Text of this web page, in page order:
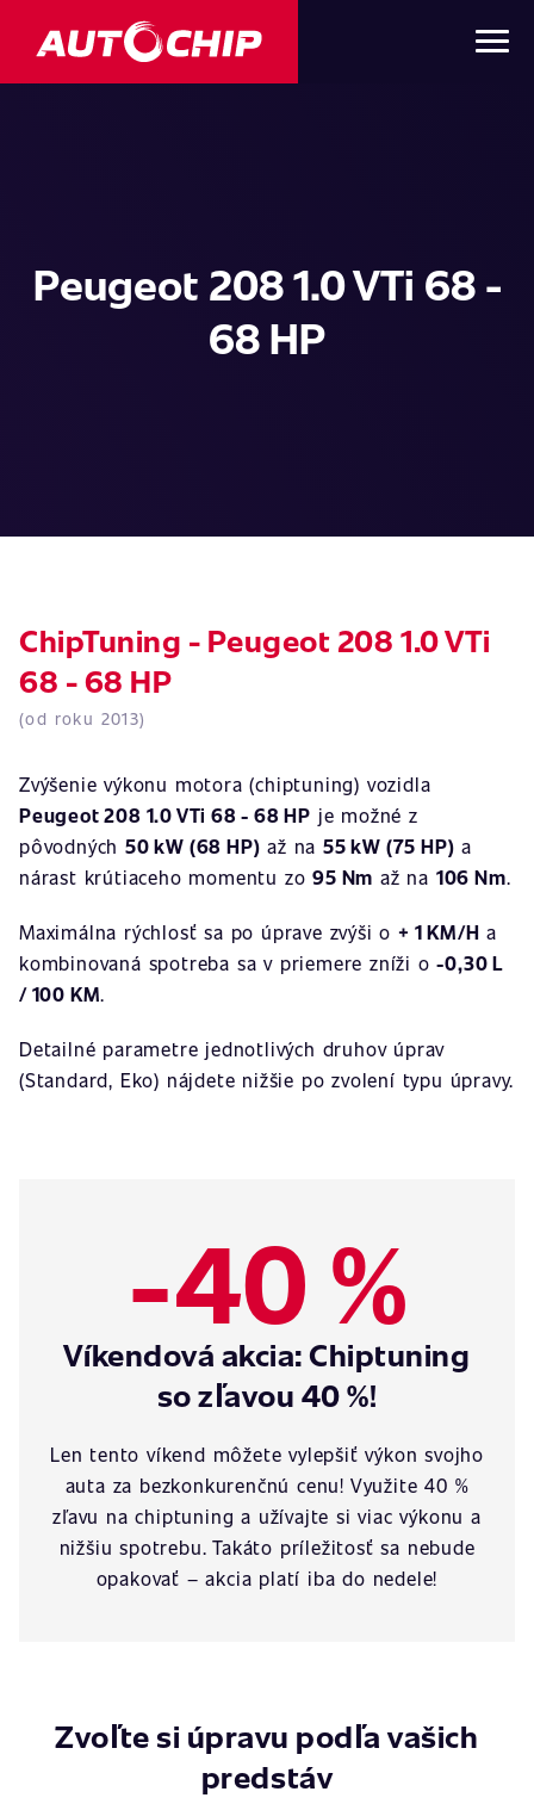
Peugeot 208 1.0 VTi 68 -
68 HP
ChipTuning - Peugeot 208 1.0 VTi
68 - 68 HP
(od roku 2013)
Zvýšenie výkonu motora (chiptuning) vozidla
Peugeot 208 1.0 VTi 68 - 68 HP je možné z
pôvodných 50 kW (68 HP) až na55 kW (75 HP) a
nárast krútiaceho momentu zo95 Nm až na 106 Nm.
Maximálna rýchlosť sa po úprave zvýši o + 1 KM/H a
kombinovaná spotreba sa v priemere zníži o-0,30 L
/ 100 KM.
Detailné parametre jednotlivých druhov úprav
(Standard, Eko) nájdete nižšie po zvolení typu úpravy.
-40 %
Víkendová akcia: Chiptuning
so zľavou 40 %!
Len tento víkend môžete vylepšiť výkon svojho
auta za bezkonkurenčnú cenu! Využite 40 %
zľavu na chiptuning a užívajte si viac výkonu a
nižšiu spotrebu. Takáto príležitosť sa nebude
opakovať – akcia platí iba do nedele!
Zvoľte si úpravu podľa vašich
predstáv